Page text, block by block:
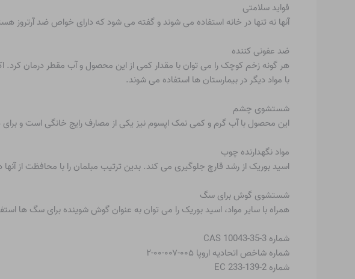
فواید سلامتی
آنها نه تنها در خانه استفاده می شوند و گفته می شود که دارای خواص ضد
ضد عفونی کننده
هر گونه زخم کوچک را می توان با مقدار کمی از این محصول و آب مقطر درمان کرد.
با مواد دیگر در بیمارستان ها استفاده می شوند.
شستشوی چشم
این محصول با آب گرم و کمی نمک اپسوم نیز یکی از مصارف رایج خانگی است و
مواد نگهدارنده چوب
اسید بوریک از رشد قارچ جلوگیری می کند. بدین ترتیب مبلمان را با محافظت از
شستشوی گوش برای سگ
همراه با سایر مواد، اسید بوریک را می توان به عنوان گوش شوینده برای سگ ها
شماره CAS 10043-35-3
شماره شاخص اتحادیه اروپا ۰۰۵-۰۰۷-۰۰-۲
شماره EC 233-139-2